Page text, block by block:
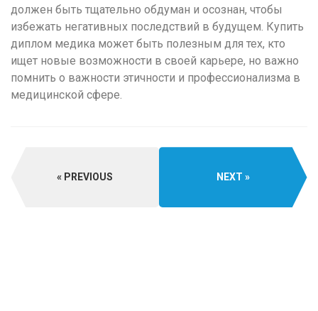
должен быть тщательно обдуман и осознан, чтобы
избежать негативных последствий в будущем. Купить
диплом медика может быть полезным для тех, кто
ищет новые возможности в своей карьере, но важно
помнить о важности этичности и профессионализма в
медицинской сфере.
PREVIOUS NEXT